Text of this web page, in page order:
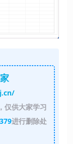
仅供大家学习
进行删除处